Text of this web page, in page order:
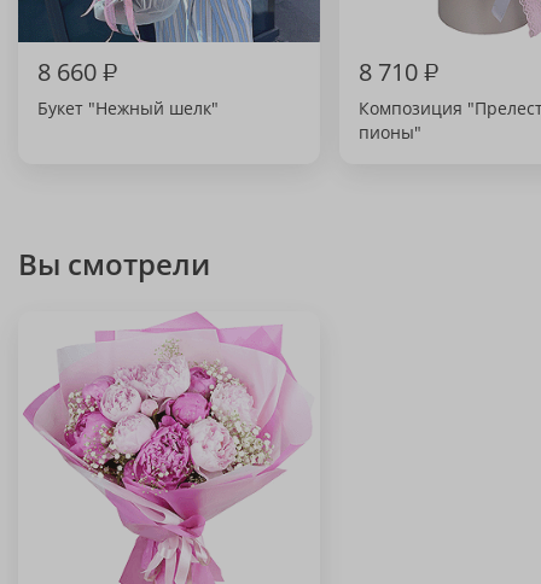
8 660₽
Букет "Нежный шелк"
8 710₽
Композиция
пионы"
Вы смотрели